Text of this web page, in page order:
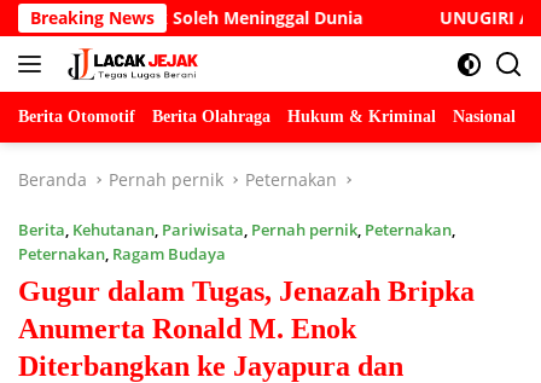
Langsung
ke
konten
Breaking News
Cak Soleh Meninggal Dunia UNUGIRI Adakan
Berita Otomotif Berita Olahraga Hukum & Kriminal Nasional
Beranda Pernah pernik Peternakan
Berita, Kehutanan, Pariwisata, Pernah pernik, Peternakan,
Peternakan, Ragam Budaya
Gugur dalam Tugas, Jenazah Bripka
Anumerta Ronald M. Enok
Diterbangkan ke Jayapura dan